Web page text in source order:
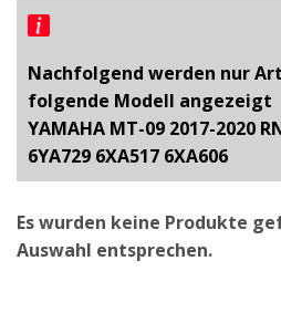
Nachfolgend werden nur
folgende Modell angezeigt
YAMAHA MT-09 2017-2020
6YA729 6XA517 6XA606
Es wurden keine Produkte
Auswahl entsprechen.